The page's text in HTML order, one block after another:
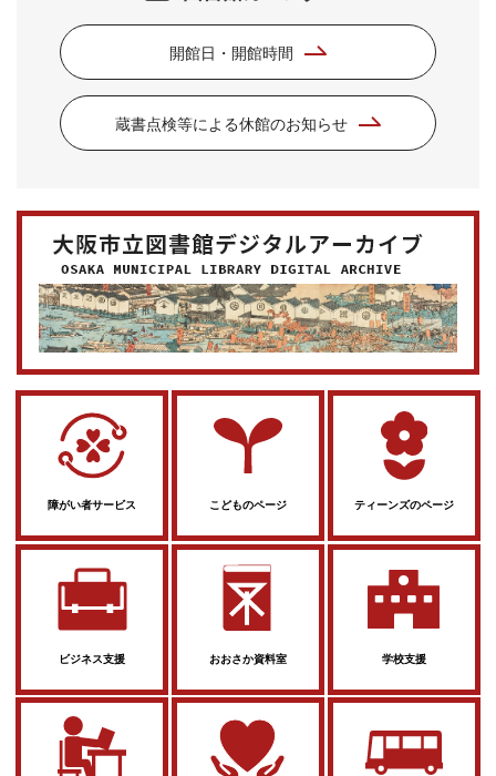
開館日・開館時間
蔵書点検等による休館のお知らせ
障がい者サービス こどものページ ティーンズのページ
ビジネス支援 おおさか資料室 学校支援